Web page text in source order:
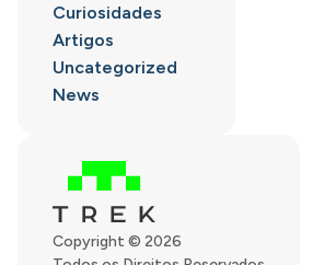
Copyright © 2026
Curiosidades
Artigos
Uncategorized
News